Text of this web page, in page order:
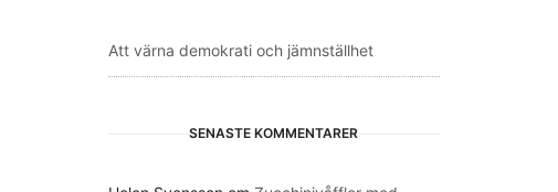
Att värna demokrati och jämnställhet
SENASTE KOMMENTARER